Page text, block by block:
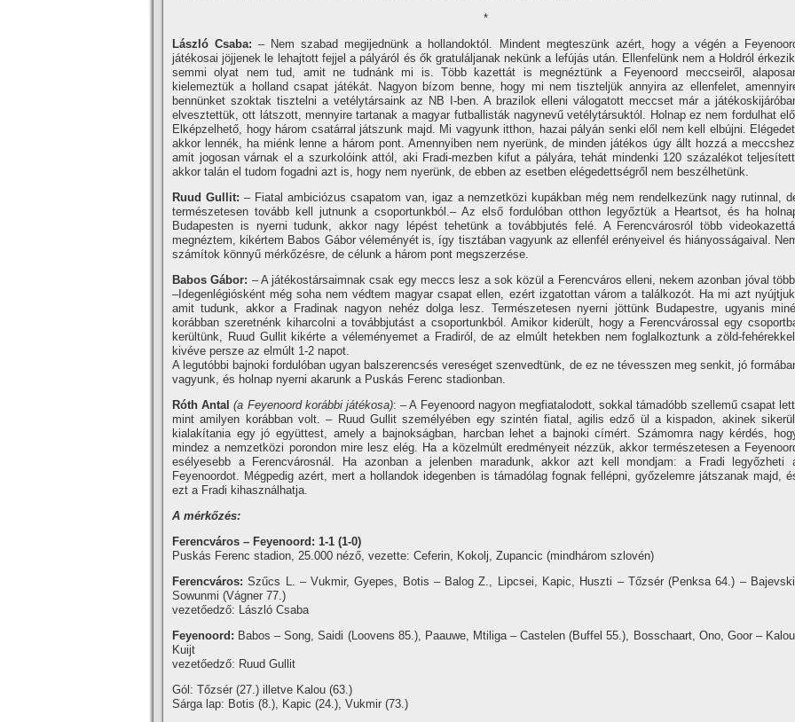
*
László Csaba: – Nem szabad megijednünk a hollandoktól. Mindent megteszünk azért, hogy a végén a
játékosai jöjjenek le lehajtott fejjel a pályáról és ők gratuláljanak nekünk a lefújás után. Ellenfelünk nem a Holdról
semmi olyat nem tud, amit ne tudnánk mi is. Több kazettát is megnéztünk a Feyenoord meccseiről,
kielemeztük a holland csapat játékát. Nagyon bí­zom benne, hogy mi nem tiszteljük annyira az ellenfelet,
bennünket szoktak tisztelni a vetélytársaink az NB I-ben. A brazilok elleni válogatott meccset már a
elvesztettük, ott látszott, mennyire tartanak a magyar futballisták nagynevű vetélytársuktól. Holnap ez nem fordulhat
Elképzelhető, hogy három csatárral játszunk majd. Mi vagyunk itthon, hazai pályán senki elől nem kell elbújni.
akkor lennék, ha miénk lenne a három pont. Amennyiben nem nyerünk, de minden játékos úgy állt hozzá a
amit jogosan várnak el a szurkolóink attól, aki Fradi-mezben kifut a pályára, tehát mindenki 120 százalékot
akkor talán el tudom fogadni azt is, hogy nem nyerünk, de ebben az esetben elégedettségről nem beszélhetünk.
Ruud Gullit: – Fiatal ambiciózus csapatom van, igaz a nemzetközi kupákban még nem rendelkezünk nagy rutinnal,
természetesen tovább kell jutnunk a csoportunkból.– Az első fordulóban otthon legyőztük a Heartsot, és ha
Budapesten is nyerni tudunk, akkor nagy lépést tehetünk a továbbjutés felé. A Ferencvárosról több
megnéztem, kikértem Babos Gábor véleményét is, í­gy tisztában vagyunk az ellenfél erényeivel és hiányosságaival.
számí­tok könnyű mérkőzésre, de célunk a három pont megszerzése.
Babos Gábor: – A játékostársaimnak csak egy meccs lesz a sok közül a Ferencváros elleni, nekem azonban jóval
–Idegenlégiósként még soha nem védtem magyar csapat ellen, ezért izgatottan várom a találkozót. Ha mi azt
amit tudunk, akkor a Fradinak nagyon nehéz dolga lesz. Természetesen nyerni jöttünk Budapestre, ugyanis minél
korábban szeretnénk kiharcolni a továbbjutást a csoportunkból. Amikor kiderült, hogy a Ferencvárossal egy
kerültünk, Ruud Gullit kikérte a véleményemet a Fradiról, de az elmúlt hetekben nem foglalkoztunk a zöld-
kivéve persze az elmúlt 1-2 napot.
A legutóbbi bajnoki fordulóban ugyan balszerencsés vereséget szenvedtünk, de ez ne tévesszen meg senkit, jó
vagyunk, és holnap nyerni akarunk a Puskás Ferenc stadionban.
Róth Antal (a Feyenoord korábbi játékosa): – A Feyenoord nagyon megfiatalodott, sokkal támadóbb szellemű csapat
mint amilyen korábban volt. – Ruud Gullit személyében egy szintén fiatal, agilis edző ül a kispadon, akinek
kialakí­tania egy jó együttest, amely a bajnokságban, harcban lehet a bajnoki cí­mért. Számomra nagy kérdés,
mindez a nemzetközi porondon mire lesz elég. Ha a közelmúlt eredményeit nézzük, akkor természetesen a
esélyesebb a Ferencvárosnál. Ha azonban a jelenben maradunk, akkor azt kell mondjam: a Fradi legyőzheti
Feyenoordot. Mégpedig azért, mert a hollandok idegenben is támadólag fognak fellépni, győzelemre játszanak majd,
ezt a Fradi kihasználhatja.
A mérkőzés:
Ferencváros – Feyenoord: 1-1 (1-0)
Puskás Ferenc stadion, 25.000 néző, vezette: Ceferin, Kokolj, Zupancic (mindhárom szlovén)
Ferencváros: Szűcs L. – Vukmir, Gyepes, Botis – Balog Z., Lipcsei, Kapic, Huszti – Tőzsér (Penksa 64.) –
Sowunmi (Vágner 77.)
vezetőedző: László Csaba
Feyenoord: Babos – Song, Saidi (Loovens 85.), Paauwe, Mtiliga – Castelen (Buffel 55.), Bosschaart, Ono, Goor –
Kuijt
vezetőedző: Ruud Gullit
Gól: Tőzsér (27.) illetve Kalou (63.)
Sárga lap: Botis (8.), Kapic (24.), Vukmir (73.)